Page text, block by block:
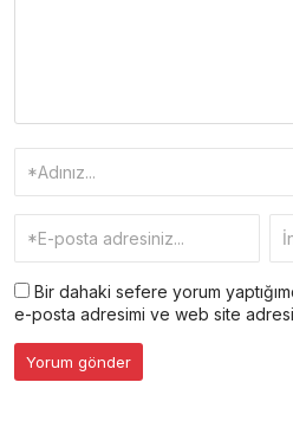
Bir dahaki sefere yorum
e-posta adresimi ve web site